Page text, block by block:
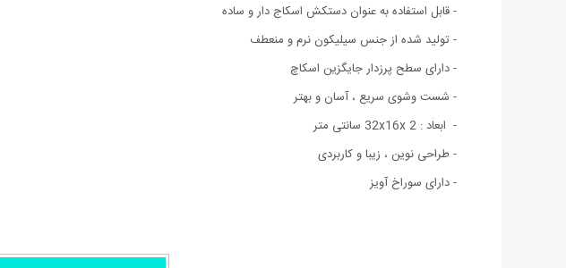
- قابل استفاده به عنوان دستکش اسکاج دار و ساده
- تولید شده از جنس سیلیکون نرم و منعطف
- دارای سطح پرزدار جایگزین اسکاچ
- شست وشوی سریع ، آسان و بهتر
- ابعاد : 32x16x 2 سانتی متر
- طراحی نوین ، زیبا و کاربردی
- دارای سوراخ آویز